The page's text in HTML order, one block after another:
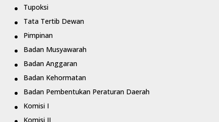
Tupoksi
Tata Tertib Dewan
Pimpinan
Badan Musyawarah
Badan Anggaran
Badan Kehormatan
Badan Pembentukan Peraturan Daerah
Komisi I
Komisi II